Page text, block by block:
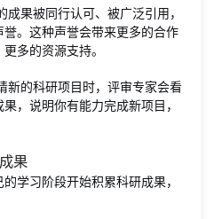
成果被同行认可、被广泛引用，
。这种声誉会带来更多的合作
多的资源支持。
新的科研项目时，评审专家会看
，说明你有能力完成新项目，
果
学习阶段开始积累科研成果，